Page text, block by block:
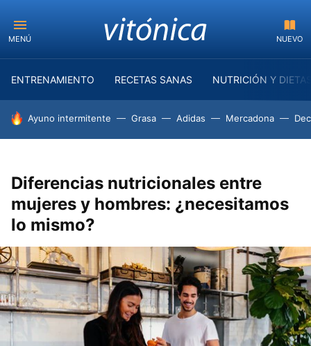
MENÚ NUEVO
ENTRENAMIENTO RECETAS SANAS NUTRICIÓN Y
HOY SE HABLA DE
Ayuno intermitente Grasa Adidas Mercadona
Diferencias nutricionales entre
mujeres y hombres: ¿necesitamos
lo mismo?